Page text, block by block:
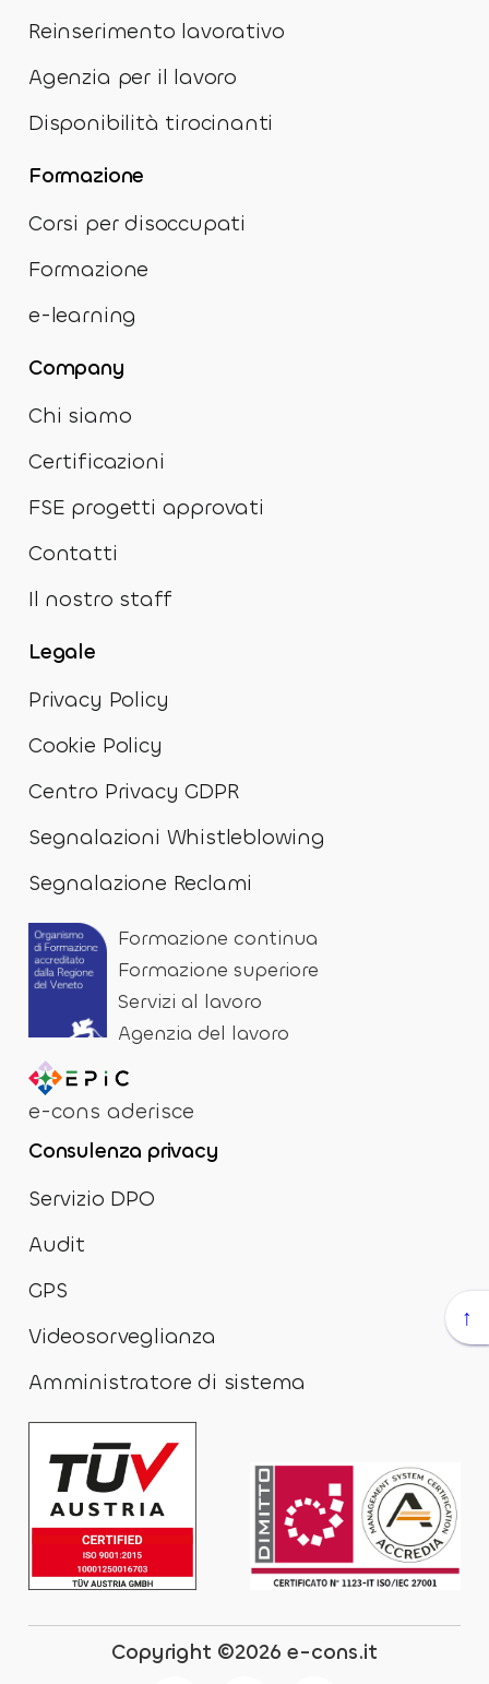
↑
Reinserimento lavorativo
Agenzia per il lavoro
Disponibilità tirocinanti
Formazione
Corsi per disoccupati
Formazione
e-learning
Company
Chi siamo
Certificazioni
FSE progetti approvati
Contatti
Il nostro staff
Legale
Privacy Policy
Cookie Policy
Centro Privacy GDPR
Segnalazioni Whistleblowing
Segnalazione Reclami
Formazione continua
Formazione superiore
Servizi al lavoro
Agenzia del lavoro
e-cons aderisce
Consulenza privacy
Servizio DPO
Audit
GPS
Videosorveglianza
Amministratore di sistema
Copyright ©2026 e-cons.it